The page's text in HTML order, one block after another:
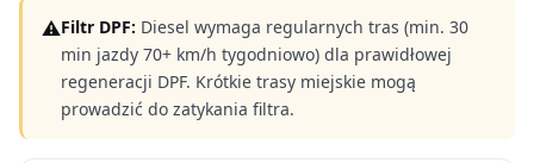
⚠Filtr DPF: Diesel wymaga regularnych tras (min. 30
min jazdy 70+ km/h tygodniowo) dla prawidłowej
regeneracji DPF. Krótkie trasy miejskie mogą
prowadzić do zatykania filtra.